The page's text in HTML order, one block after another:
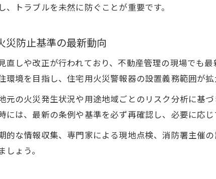
不動産の安全管理強化につなが
トラブルを未然に防ぐことが重要です。
災防止基準の最新動向
直しや改正が行われており、不動産管理の現場でも
環境を目指し、住宅用火災警報器の設置義務範囲が
元の火災発生状況や用途地域ごとのリスク分析に基
には、最新の条例や基準を必ず再確認し、必要に応
的な情報収集、専門家による現地点検、消防署主催
しょう。
お問い合わせはこちら
お問い合わせはこちら